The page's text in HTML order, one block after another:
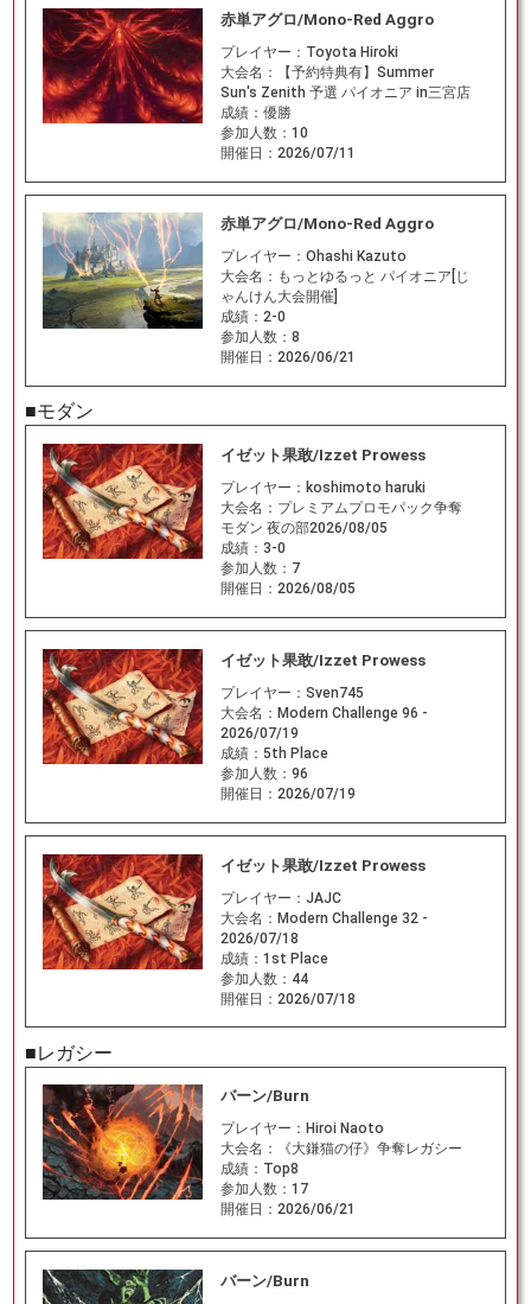
赤単アグロ/Mono-Red Aggro
プレイヤー： Toyota Hiroki
大会名：
【予約特典有】Summer
Sun's Zenith 予選 パイオニア in三宮店
成績： 優勝
参加人数： 10
開催日： 2026/07/11
赤単アグロ/Mono-Red Aggro
プレイヤー： Ohashi Kazuto
大会名： もっとゆるっと パイオニア[じ
ゃんけん大会開催]
成績： 2-0
参加人数： 8
開催日： 2026/06/21
■モダン
イゼット果敢/Izzet Prowess
プレイヤー： koshimoto haruki
大会名： プレミアムプロモパック争奪
モダン 夜の部2026/08/05
成績： 3-0
参加人数： 7
開催日： 2026/08/05
イゼット果敢/Izzet Prowess
プレイヤー： Sven745
大会名： Modern Challenge 96 -
2026/07/19
成績： 5th Place
参加人数： 96
開催日： 2026/07/19
イゼット果敢/Izzet Prowess
プレイヤー： JAJC
大会名： Modern Challenge 32 -
2026/07/18
成績： 1st Place
参加人数： 44
開催日： 2026/07/18
■レガシー
バーン/Burn
プレイヤー： Hiroi Naoto
大会名：
《大鎌猫の仔》争奪レガシー
成績： Top8
参加人数： 17
開催日： 2026/06/21
バーン/Burn